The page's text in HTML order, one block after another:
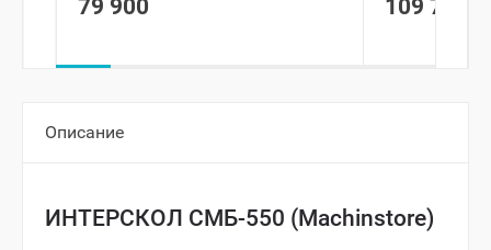
79 900 109 700
Описание
ИНТЕРСКОЛ СМБ-550 (Machinstore)